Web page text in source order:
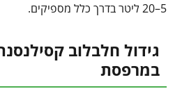
5–20 ליטר בדרך כלל מספיקים.
גידול חלבלוב
במרפסת